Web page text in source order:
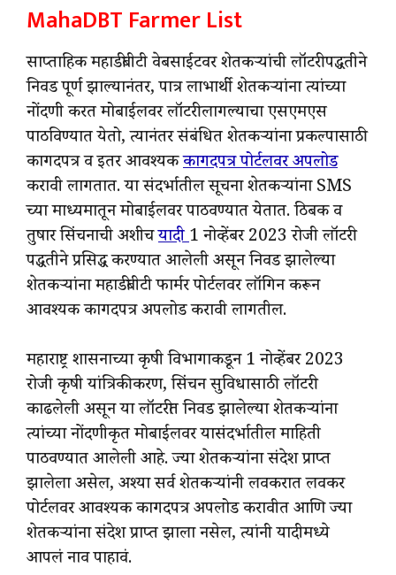
MahaDBT Farmer List
साप्ताहिक महाडीबीटी वेबसाईटवर शेतकऱ्यांची लॉटरी पद्धतीने
निवड पूर्ण झाल्यानंतर, पात्र लाभार्थी शेतकऱ्यांना त्यांच्या
नोंदणी करत मोबाईलवर लॉटरी लागल्याचा एसएमएस
पाठविण्यात येतो, त्यानंतर संबंधित शेतकऱ्यांना प्रकल्पासाठी
कागदपत्र व इतर आवश्यककागदपत्र पोर्टलवर अपलोड
करावी लागतात. या संदर्भातील सूचना शेतकऱ्यांना SMS
च्या माध्यमातून मोबाईलवर पाठवण्यात येतात. ठिबक व
तुषार सिंचनाची अशीचयादी1 नोव्हेंबर 2023 रोजी लॉटरी
पद्धतीने प्रसिद्ध करण्यात आलेली असून निवड झालेल्या
शेतकऱ्यांना महाडीबीटी फार्मर पोर्टलवर लॉगिन करून
आवश्यक कागदपत्र अपलोड करावी लागतील.
महाराष्ट्र शासनाच्या कृषी विभागाकडून 1 नोव्हेंबर 2023
रोजी कृषी यांत्रिकीकरण, सिंचन सुविधासाठी लॉटरी
काढलेली असून या लॉटरीत निवड झालेल्या शेतकऱ्यांना
त्यांच्या नोंदणीकृत मोबाईलवर यासंदर्भातील माहिती
पाठवण्यात आलेली आहे. ज्या शेतकऱ्यांना संदेश प्राप्त
झालेला असेल, अश्या सर्व शेतकऱ्यांनी लवकरात लवकर
पोर्टलवर आवश्यक कागदपत्र अपलोड करावीत आणि ज्या
शेतकऱ्यांना संदेश प्राप्त झाला नसेल, त्यांनी यादीमध्ये
आपलं नाव पाहावं.